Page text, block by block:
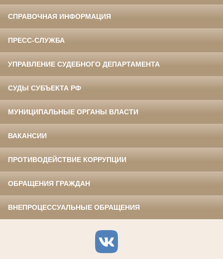
СПРАВОЧНАЯ ИНФОРМАЦИЯ
ПРЕСС-СЛУЖБА
УПРАВЛЕНИЕ СУДЕБНОГО ДЕПАРТАМЕНТА
СУДЫ СУБЪЕКТА РФ
МУНИЦИПАЛЬНЫЕ ОРГАНЫ ВЛАСТИ
ВАКАНСИИ
ПРОТИВОДЕЙСТВИЕ КОРРУПЦИИ
ОБРАЩЕНИЯ ГРАЖДАН
ВНЕПРОЦЕССУАЛЬНЫЕ ОБРАЩЕНИЯ